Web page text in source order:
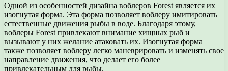
Одной из особенностей дизайна воблеров Forest является их
изогнутая форма. Эта форма позволяет воблеру имитировать
естественные движения рыбы в воде. Благодаря этому,
воблеры Forest привлекают внимание хищных рыб и
вызывают у них желание атаковать их. Изогнутая форма
также позволяет воблеру легко маневрировать и изменять свое
направление движения, что делает его более
привлекательным для рыбы.